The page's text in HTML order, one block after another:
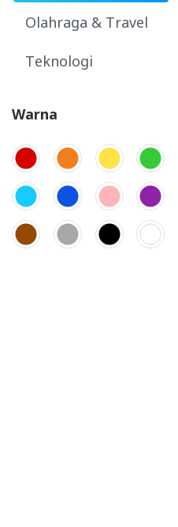
Olahraga & Travel
Teknologi
Warna